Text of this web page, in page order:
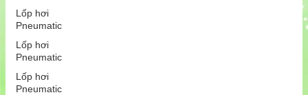
Lốp hơi
Pneumatic
Lốp hơi
Pneumatic
Lốp hơi
Pneumatic